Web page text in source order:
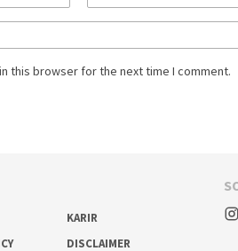
this browser for the next time I comment.
KARIR
DISCLAIMER